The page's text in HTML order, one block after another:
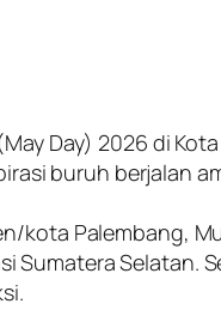
Day) 2026 di
buruh berjalan
Palembang,
Sumatera Selatan.